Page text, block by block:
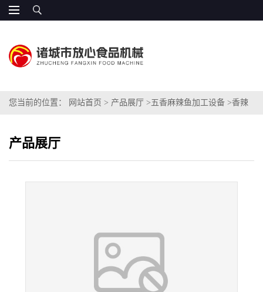
您当前的位置： 网站首页 > 产品展厅 >五香麻辣鱼加工设备 >香辣
产品展厅